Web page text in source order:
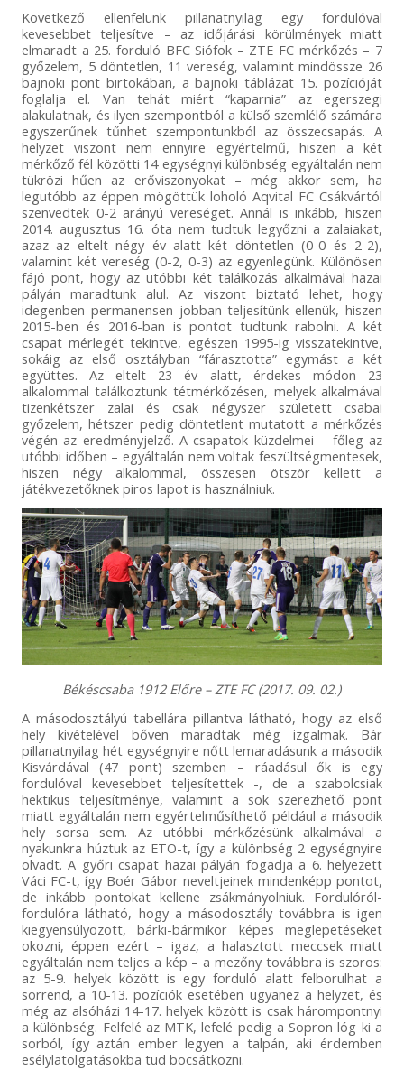
Következő ellenfelünk pillanatnyilag egy fordulóval
kevesebbet teljesítve – az időjárási körülmények miatt
elmaradt a 25. forduló BFC Siófok – ZTE FC mérkőzés – 7
győzelem, 5 döntetlen, 11 vereség, valamint mindössze 26
bajnoki pont birtokában, a bajnoki táblázat 15. pozícióját
foglalja el. Van tehát miért “kaparnia” az egerszegi
alakulatnak, és ilyen szempontból a külső szemlélő számára
egyszerűnek tűnhet szempontunkból az összecsapás. A
helyzet viszont nem ennyire egyértelmű, hiszen a két
mérkőző fél közötti 14 egységnyi különbség egyáltalán nem
tükrözi hűen az erőviszonyokat – még akkor sem, ha
legutóbb az éppen mögöttük loholó Aqvital FC Csákvártól
szenvedtek 0-2 arányú vereséget. Annál is inkább, hiszen
2014. augusztus 16. óta nem tudtuk legyőzni a zalaiakat,
azaz az eltelt négy év alatt két döntetlen (0-0 és 2-2),
valamint két vereség (0-2, 0-3) az egyenlegünk. Különösen
fájó pont, hogy az utóbbi két találkozás alkalmával hazai
pályán maradtunk alul. Az viszont biztató lehet, hogy
idegenben permanensen jobban teljesítünk ellenük, hiszen
2015-ben és 2016-ban is pontot tudtunk rabolni. A két
csapat mérlegét tekintve, egészen 1995-ig visszatekintve,
sokáig az első osztályban “fárasztotta” egymást a két
együttes. Az eltelt 23 év alatt, érdekes módon 23
alkalommal találkoztunk tétmérkőzésen, melyek alkalmával
tizenkétszer zalai és csak négyszer született csabai
győzelem, hétszer pedig döntetlent mutatott a mérkőzés
végén az eredményjelző. A csapatok küzdelmei – főleg az
utóbbi időben – egyáltalán nem voltak feszültségmentesek,
hiszen négy alkalommal, összesen ötször kellett a
játékvezetőknek piros lapot is használniuk.
Békéscsaba 1912 Előre – ZTE FC (2017. 09. 02.)
A másodosztályú tabellára pillantva látható, hogy az első
hely kivételével bőven maradtak még izgalmak. Bár
pillanatnyilag hét egységnyire nőtt lemaradásunk a második
Kisvárdával (47 pont) szemben – ráadásul ők is egy
fordulóval kevesebbet teljesítettek -, de a szabolcsiak
hektikus teljesítménye, valamint a sok szerezhető pont
miatt egyáltalán nem egyértelműsíthető például a második
hely sorsa sem. Az utóbbi mérkőzésünk alkalmával a
nyakunkra húztuk az ETO-t, így a különbség 2 egységnyire
olvadt. A győri csapat hazai pályán fogadja a 6. helyezett
Váci FC-t, így Boér Gábor neveltjeinek mindenképp pontot,
de inkább pontokat kellene zsákmányolniuk. Fordulóról-
fordulóra látható, hogy a másodosztály továbbra is igen
kiegyensúlyozott, bárki-bármikor képes meglepetéseket
okozni, éppen ezért – igaz, a halasztott meccsek miatt
egyáltalán nem teljes a kép – a mezőny továbbra is szoros:
az 5-9. helyek között is egy forduló alatt felborulhat a
sorrend, a 10-13. pozíciók esetében ugyanez a helyzet, és
még az alsóházi 14-17. helyek között is csak hárompontnyi
a különbség. Felfelé az MTK, lefelé pedig a Sopron lóg ki a
sorból, így aztán ember legyen a talpán, aki érdemben
esélylatolgatásokba tud bocsátkozni.